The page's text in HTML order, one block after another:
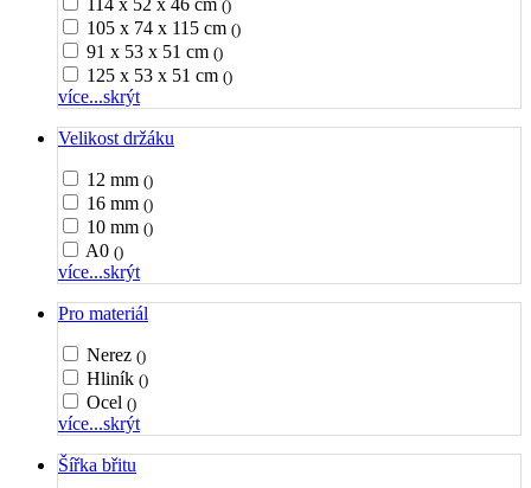
114 x 52 x 46 cm ()
105 x 74 x 115 cm ()
91 x 53 x 51 cm ()
125 x 53 x 51 cm ()
více...skrýt
Velikost držáku
12 mm ()
16 mm ()
10 mm ()
A0 ()
více...skrýt
Pro materiál
Nerez ()
Hliník ()
Ocel ()
více...skrýt
Šířka břitu